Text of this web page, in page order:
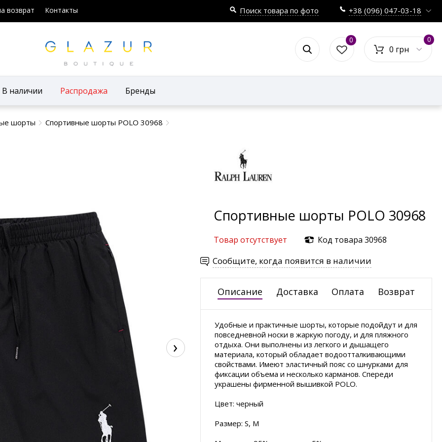
возврат Контакты Поиск товара по фото +38 (096) 047-03-18
В наличии Распродажа Бренды
0
0 грн
0
шорты Спортивные шорты POLO 30968
›
Спортивные шорты POLO 30968
Товар отсутствует Код товара 30968
Сообщите, когда появится в наличии
Описание Доставка Оплата Возврат
Удобные и практичные шорты, которые подойдут и для
повседневной носки в жаркую погоду, и для пляжного
отдыха. Они выполнены из легкого и дышащего
материала, который обладает водоотталкивающими
свойствами. Имеют эластичный пояс со шнурками для
фиксации объема и несколько карманов. Спереди
украшены фирменной вышивкой POLO.
Цвет: черный
Размер: S, М